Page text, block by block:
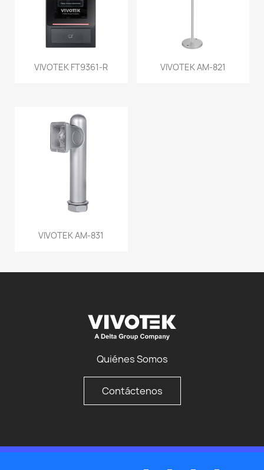
VIVOTEK FT9361-R VIVOTEK AM-821
VIVOTEK AM-831
Quiénes Somos
Contáctenos